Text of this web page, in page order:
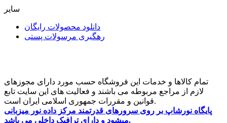
سایر
دانلود محصولات رایگان
رهگیری مرسولات پستی
تمام کالاها و خدمات این فروشگاه حسب مورد دارای مجوزهای
لازم از مراجع مربوطه می باشند و فعالیت های این سایت تابع
قوانین و مقررات جمهوری اسلامی ایران است.
پایگاه نورشاپ بر روی سرورهای قدرتمند مرکز داده نور میزبانی
میشود و دارای ترافیک داخلی می باشد.